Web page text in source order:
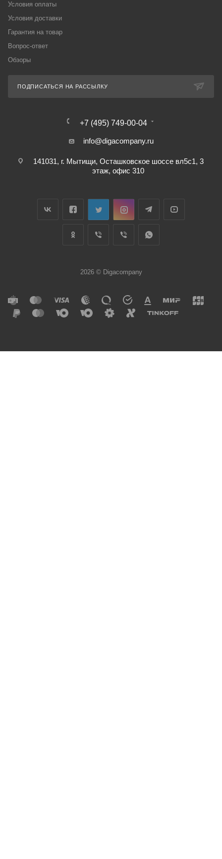
Условия оплаты
Условия доставки
Гарантия на товар
Вопрос-ответ
Обзоры
ПОДПИСАТЬСЯ НА РАССЫЛКУ
+7 (495) 749-00-04
info@digacompany.ru
141031, г. Мытищи, Осташковское шоссе вл5с1, 3
этаж, офис 310
2026 © Digacompany